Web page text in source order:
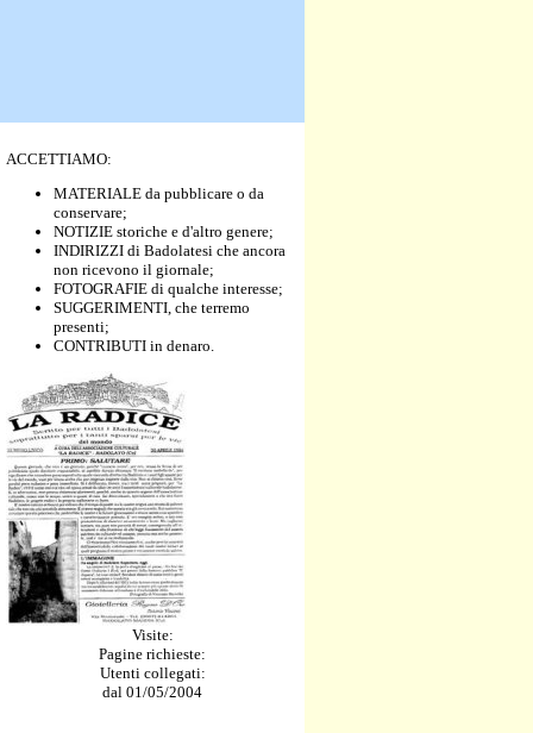
ACCETTIAMO:
MATERIALE da pubblicare o da
conservare;
NOTIZIE storiche e d'altro genere;
INDIRIZZI di Badolatesi che ancora
non ricevono il giornale;
FOTOGRAFIE di qualche interesse;
SUGGERIMENTI, che terremo
presenti;
CONTRIBUTI in denaro.
Visite:
Pagine richieste:
Utenti collegati:
dal 01/05/2004